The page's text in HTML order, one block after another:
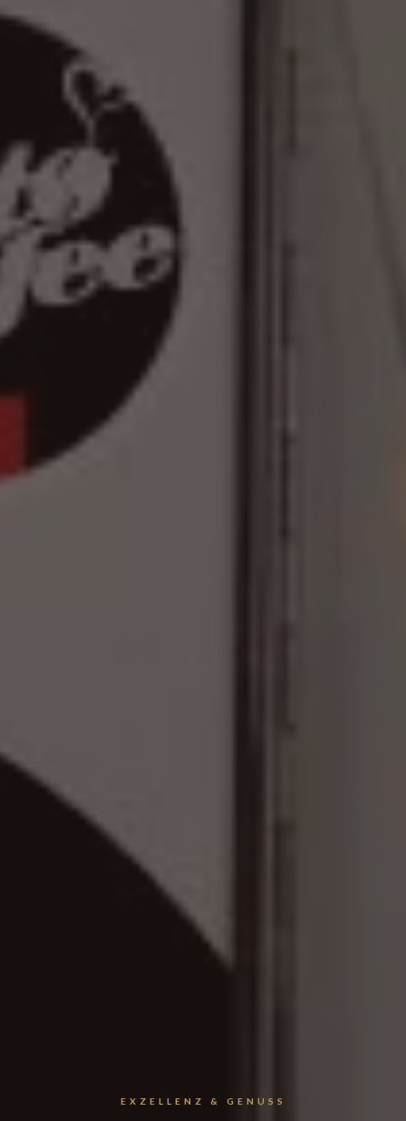
EXZELLENZ & GENUSS